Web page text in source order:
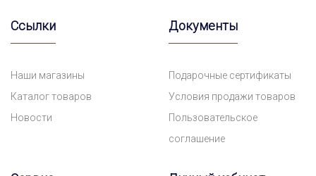
Ссылки
Наши магазины
Каталог товаров
Новости
Документы
Подарочные сертификаты
Условия продажи товаров
Пользовательское
соглашение